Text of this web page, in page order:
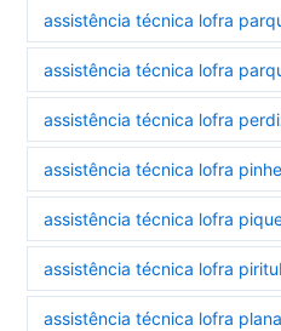
assistência técnica lofra
assistência técnica lofra
assistência técnica lofra
assistência técnica lofra
assistência técnica lofra
assistência técnica lofra
assistência técnica lofra